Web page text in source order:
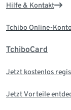
Hilfe & Kontakt
Tchibo Online-Konto
TchiboCard
Jetzt kostenlos
Jetzt Vorteile